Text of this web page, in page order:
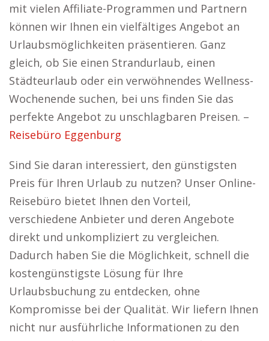
mit vielen Affiliate-Programmen und Partnern
können wir Ihnen ein vielfältiges Angebot an
Urlaubsmöglichkeiten präsentieren. Ganz
gleich, ob Sie einen Strandurlaub, einen
Städteurlaub oder ein verwöhnendes Wellness-
Wochenende suchen, bei uns finden Sie das
perfekte Angebot zu unschlagbaren Preisen. –
Reisebüro Eggenburg
Sind Sie daran interessiert, den günstigsten
Preis für Ihren Urlaub zu nutzen? Unser Online-
Reisebüro bietet Ihnen den Vorteil,
verschiedene Anbieter und deren Angebote
direkt und unkompliziert zu vergleichen.
Dadurch haben Sie die Möglichkeit, schnell die
kostengünstigste Lösung für Ihre
Urlaubsbuchung zu entdecken, ohne
Kompromisse bei der Qualität. Wir liefern Ihnen
nicht nur ausführliche Informationen zu den